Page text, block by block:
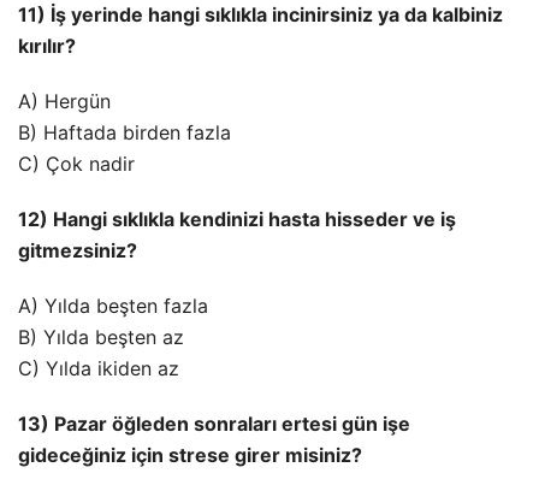
11) İş yerinde hangi sıklıkla incinirsiniz ya da kalbiniz
kırılır?
A) Hergün
B) Haftada birden fazla
C) Çok nadir
12) Hangi sıklıkla kendinizi hasta hisseder ve iş
gitmezsiniz?
A) Yılda beşten fazla
B) Yılda beşten az
C) Yılda ikiden az
13) Pazar öğleden sonraları ertesi gün işe
gideceğiniz için strese girer misiniz?